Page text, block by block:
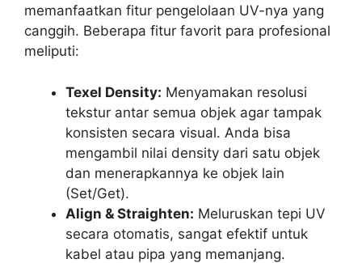
memanfaatkan fitur pengelolaan UV-nya yang
canggih. Beberapa fitur favorit para profesional
meliputi:
Texel Density: Menyamakan resolusi
tekstur antar semua objek agar tampak
konsisten secara visual. Anda bisa
mengambil nilai density dari satu objek
dan menerapkannya ke objek lain
(Set/Get).
Align & Straighten: Meluruskan tepi UV
secara otomatis, sangat efektif untuk
kabel atau pipa yang memanjang.